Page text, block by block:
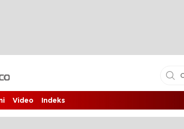
Video Indeks